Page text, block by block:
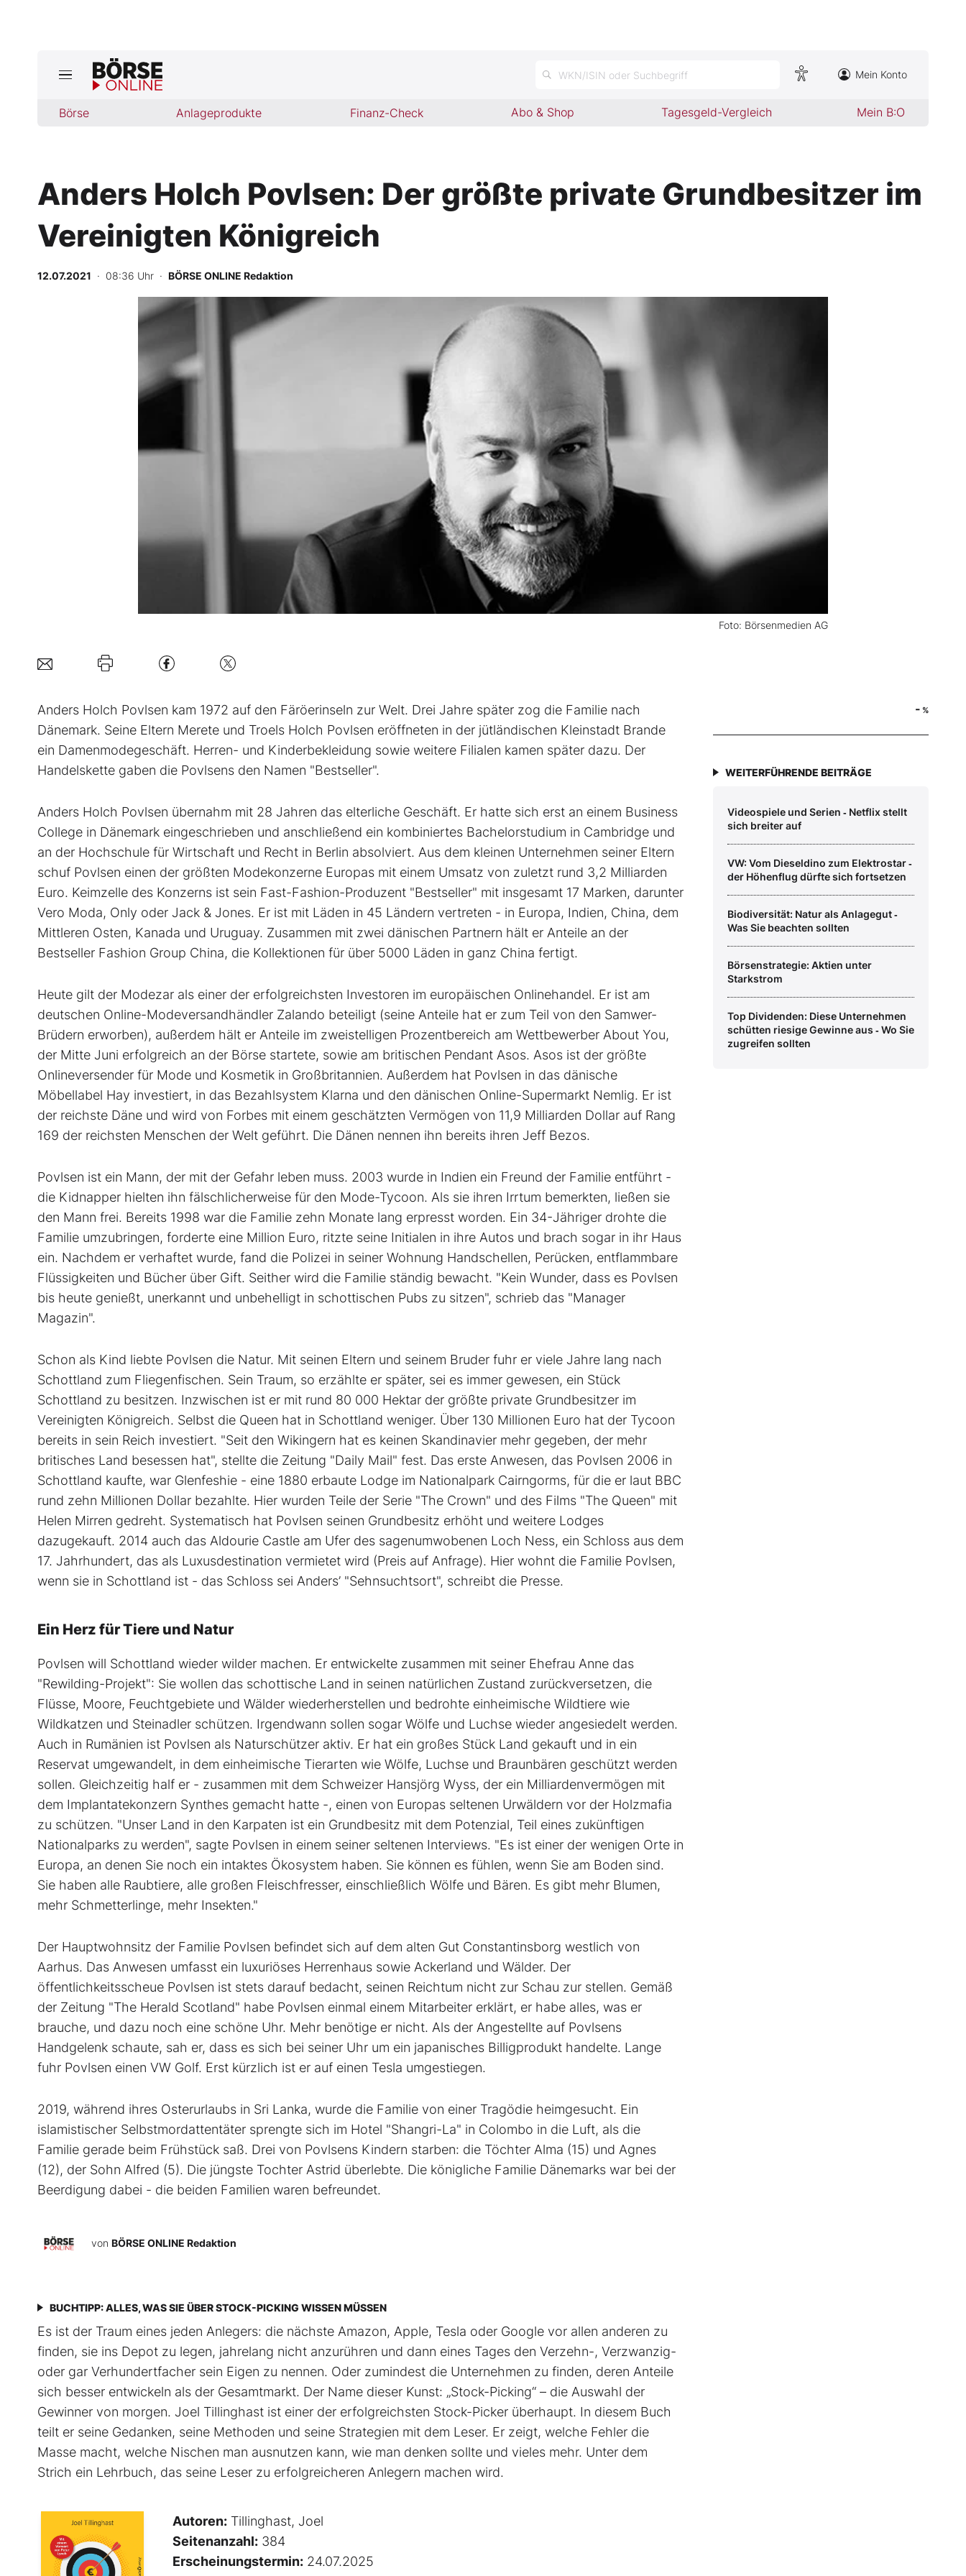
WKN/ISIN oder Suchbegriff Mein Konto
Börse Anlageprodukte Finanz-Check Abo & Shop Tagesgeld-Vergleich Mein B:O
Börse
Finanz-Check
Abo & Shop
BO-Musterdepots
Experten
Mein Konto
Folgen Sie uns
Anders Holch Povlsen: Der größte private Grundbesitzer im
Vereinigten Königreich
12.07.2021 · 08:36 Uhr · BÖRSE ONLINE Redaktion
Foto: Börsenmedien AG
Anders Holch Povlsen kam 1972 auf den Färöerinseln zur Welt. Drei Jahre später zog die Familie nach
Dänemark. Seine Eltern Merete und Troels Holch Povlsen eröffneten in der jütländischen Kleinstadt Brande
ein Damenmodegeschäft. Herren- und Kinderbekleidung sowie weitere Filialen kamen später dazu. Der
Handelskette gaben die Povlsens den Namen "Bestseller".
Anders Holch Povlsen übernahm mit 28 Jahren das elterliche Geschäft. Er hatte sich erst an einem Business
College in Dänemark eingeschrieben und anschließend ein kombiniertes Bachelorstudium in Cambridge und
an der Hochschule für Wirtschaft und Recht in Berlin absolviert. Aus dem kleinen Unternehmen seiner Eltern
schuf Povlsen einen der größten Modekonzerne Europas mit einem Umsatz von zuletzt rund 3,2 Milliarden
Euro. Keimzelle des Konzerns ist sein Fast-Fashion-Produzent "Bestseller" mit insgesamt 17 Marken, darunter
Vero Moda, Only oder Jack & Jones. Er ist mit Läden in 45 Ländern vertreten - in Europa, Indien, China, dem
Mittleren Osten, Kanada und Uruguay. Zusammen mit zwei dänischen Partnern hält er Anteile an der
Bestseller Fashion Group China, die Kollektionen für über 5000 Läden in ganz China fertigt.
Heute gilt der Modezar als einer der erfolgreichsten Investoren im europäischen Onlinehandel. Er ist am
deutschen Online-Modeversandhändler Zalando beteiligt (seine Anteile hat er zum Teil von den Samwer-
Brüdern erworben), außerdem hält er Anteile im zweistelligen Prozentbereich am Wettbewerber About You,
der Mitte Juni erfolgreich an der Börse startete, sowie am britischen Pendant Asos. Asos ist der größte
Onlineversender für Mode und Kosmetik in Großbritannien. Außerdem hat Povlsen in das dänische
Möbellabel Hay investiert, in das Bezahlsystem Klarna und den dänischen Online-Supermarkt Nemlig. Er ist
der reichste Däne und wird von Forbes mit einem geschätzten Vermögen von 11,9 Milliarden Dollar auf Rang
169 der reichsten Menschen der Welt geführt. Die Dänen nennen ihn bereits ihren Jeff Bezos.
Povlsen ist ein Mann, der mit der Gefahr leben muss. 2003 wurde in Indien ein Freund der Familie entführt -
die Kidnapper hielten ihn fälschlicherweise für den Mode-Tycoon. Als sie ihren Irrtum bemerkten, ließen sie
den Mann frei. Bereits 1998 war die Familie zehn Monate lang erpresst worden. Ein 34-Jähriger drohte die
Familie umzubringen, forderte eine Million Euro, ritzte seine Initialen in ihre Autos und brach sogar in ihr Haus
ein. Nachdem er verhaftet wurde, fand die Polizei in seiner Wohnung Handschellen, Perücken, entflammbare
Flüssigkeiten und Bücher über Gift. Seither wird die Familie ständig bewacht. "Kein Wunder, dass es Povlsen
bis heute genießt, unerkannt und unbehelligt in schottischen Pubs zu sitzen", schrieb das "Manager
Magazin".
Schon als Kind liebte Povlsen die Natur. Mit seinen Eltern und seinem Bruder fuhr er viele Jahre lang nach
Schottland zum Fliegenfischen. Sein Traum, so erzählte er später, sei es immer gewesen, ein Stück
Schottland zu besitzen. Inzwischen ist er mit rund 80 000 Hektar der größte private Grundbesitzer im
Vereinigten Königreich. Selbst die Queen hat in Schottland weniger. Über 130 Millionen Euro hat der Tycoon
bereits in sein Reich investiert. "Seit den Wikingern hat es keinen Skandinavier mehr gegeben, der mehr
britisches Land besessen hat", stellte die Zeitung "Daily Mail" fest. Das erste Anwesen, das Povlsen 2006 in
Schottland kaufte, war Glenfeshie - eine 1880 erbaute Lodge im Nationalpark Cairngorms, für die er laut BBC
rund zehn Millionen Dollar bezahlte. Hier wurden Teile der Serie "The Crown" und des Films "The Queen" mit
Helen Mirren gedreht. Systematisch hat Povlsen seinen Grundbesitz erhöht und weitere Lodges
dazugekauft. 2014 auch das Aldourie Castle am Ufer des sagenumwobenen Loch Ness, ein Schloss aus dem
17. Jahrhundert, das als Luxusdestination vermietet wird (Preis auf Anfrage). Hier wohnt die Familie Povlsen,
wenn sie in Schottland ist - das Schloss sei Anders’ "Sehnsuchtsort", schreibt die Presse.
Ein Herz für Tiere und Natur
Povlsen will Schottland wieder wilder machen. Er entwickelte zusammen mit seiner Ehefrau Anne das
"Rewilding-Projekt": Sie wollen das schottische Land in seinen natürlichen Zustand zurückversetzen, die
Flüsse, Moore, Feuchtgebiete und Wälder wiederherstellen und bedrohte einheimische Wildtiere wie
Wildkatzen und Steinadler schützen. Irgendwann sollen sogar Wölfe und Luchse wieder angesiedelt werden.
Auch in Rumänien ist Povlsen als Naturschützer aktiv. Er hat ein großes Stück Land gekauft und in ein
Reservat umgewandelt, in dem einheimische Tierarten wie Wölfe, Luchse und Braunbären geschützt werden
sollen. Gleichzeitig half er - zusammen mit dem Schweizer Hansjörg Wyss, der ein Milliardenvermögen mit
dem Implantatekonzern Synthes gemacht hatte -, einen von Europas seltenen Urwäldern vor der Holzmafia
zu schützen. "Unser Land in den Karpaten ist ein Grundbesitz mit dem Potenzial, Teil eines zukünftigen
Nationalparks zu werden", sagte Povlsen in einem seiner seltenen Interviews. "Es ist einer der wenigen Orte in
Europa, an denen Sie noch ein intaktes Ökosystem haben. Sie können es fühlen, wenn Sie am Boden sind.
Sie haben alle Raubtiere, alle großen Fleischfresser, einschließlich Wölfe und Bären. Es gibt mehr Blumen,
mehr Schmetterlinge, mehr Insekten."
Der Hauptwohnsitz der Familie Povlsen befindet sich auf dem alten Gut Constantinsborg westlich von
Aarhus. Das Anwesen umfasst ein luxuriöses Herrenhaus sowie Ackerland und Wälder. Der
öffentlichkeitsscheue Povlsen ist stets darauf bedacht, seinen Reichtum nicht zur Schau zur stellen. Gemäß
der Zeitung "The Herald Scotland" habe Povlsen einmal einem Mitarbeiter erklärt, er habe alles, was er
brauche, und dazu noch eine schöne Uhr. Mehr benötige er nicht. Als der Angestellte auf Povlsens
Handgelenk schaute, sah er, dass es sich bei seiner Uhr um ein japanisches Billigprodukt handelte. Lange
fuhr Povlsen einen VW Golf. Erst kürzlich ist er auf einen Tesla umgestiegen.
2019, während ihres Osterurlaubs in Sri Lanka, wurde die Familie von einer Tragödie heimgesucht. Ein
islamistischer Selbstmordattentäter sprengte sich im Hotel "Shangri-La" in Colombo in die Luft, als die
Familie gerade beim Frühstück saß. Drei von Povlsens Kindern starben: die Töchter Alma (15) und Agnes
(12), der Sohn Alfred (5). Die jüngste Tochter Astrid überlebte. Die königliche Familie Dänemarks war bei der
Beerdigung dabei - die beiden Familien waren befreundet.
von BÖRSE ONLINE Redaktion
BUCHTIPP: ALLES, WAS SIE ÜBER STOCK-PICKING WISSEN MÜSSEN
Es ist der Traum eines jeden Anlegers: die nächste Amazon, Apple, Tesla oder Google vor allen anderen zu
finden, sie ins Depot zu legen, jahrelang nicht anzurühren und dann eines Tages den Verzehn-, Verzwanzig-
oder gar Verhundertfacher sein Eigen zu nennen. Oder zumindest die Unternehmen zu finden, deren Anteile
sich besser entwickeln als der Gesamtmarkt. Der Name dieser Kunst: „Stock-Picking“ – die Auswahl der
Gewinner von morgen. Joel Tillinghast ist einer der erfolgreichsten Stock-Picker überhaupt. In diesem Buch
teilt er seine Gedanken, seine Methoden und seine Strategien mit dem Leser. Er zeigt, welche Fehler die
Masse macht, welche Nischen man ausnutzen kann, wie man denken sollte und vieles mehr. Unter dem
Strich ein Lehrbuch, das seine Leser zu erfolgreicheren Anlegern machen wird.
Autoren: Tillinghast, Joel
Seitenanzahl: 384
Erscheinungstermin: 24.07.2025
- %
WEITERFÜHRENDE BEITRÄGE
Videospiele und Serien ‑ Netflix stellt
sich breiter auf
VW: Vom Dieseldino zum Elektrostar ‑
der Höhenflug dürfte sich fortsetzen
Biodiversität: Natur als Anlagegut ‑
Was Sie beachten sollten
Börsenstrategie: Aktien unter
Starkstrom
Top Dividenden: Diese Unternehmen
schütten riesige Gewinne aus ‑ Wo Sie
zugreifen sollten